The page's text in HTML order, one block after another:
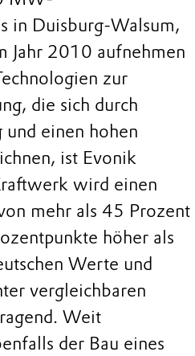
in Duisburg-Walsum,
Jahr 2010 aufnehmen
zur
die sich durch
und einen hohen
ist Evonik
wird einen
mehr als 45 Prozent
höher als
Werte und
vergleichbaren
Weit
der Bau eines